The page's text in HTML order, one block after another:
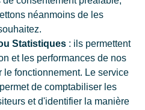
néanmoins de les
Statistiques : ils permettent
et les performances de nos
le fonctionnement. Le service
de comptabiliser les
et d'identifier la manière